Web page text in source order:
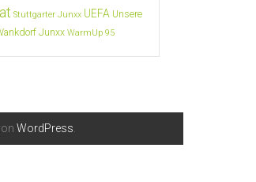
Stuttgarter Junxx UEFA Unsere
Junxx WarmUp 95
WordPress